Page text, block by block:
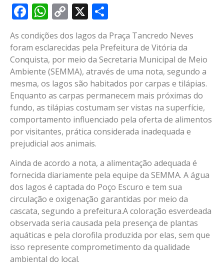
Facebook
WhatsApp
Copy
Link
X
As condições dos lagos da Praça Tancredo Neves
foram esclarecidas pela Prefeitura de Vitória da
Conquista, por meio da Secretaria Municipal de Meio
Ambiente (SEMMA), através de uma nota, segundo a
mesma, os lagos são habitados por carpas e tilápias.
Enquanto as carpas permanecem mais próximas do
fundo, as tilápias costumam ser vistas na superfície,
comportamento influenciado pela oferta de alimentos
por visitantes, prática considerada inadequada e
prejudicial aos animais.
Ainda de acordo a nota, a alimentação adequada é
fornecida diariamente pela equipe da SEMMA. A água
dos lagos é captada do Poço Escuro e tem sua
circulação e oxigenação garantidas por meio da
cascata, segundo a prefeitura.A coloração esverdeada
observada seria causada pela presença de plantas
aquáticas e pela clorofila produzida por elas, sem que
isso represente comprometimento da qualidade
ambiental do local.